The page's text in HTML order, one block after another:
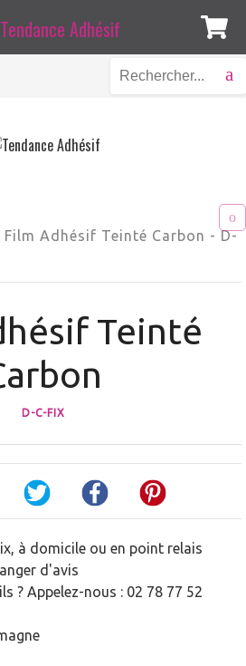
Film Adhésif Teinté Carbon -D-
Teinté
D-C-FIX
à domicile ou en point relais
d'avis
? Appelez-nous : 02 78 77 52